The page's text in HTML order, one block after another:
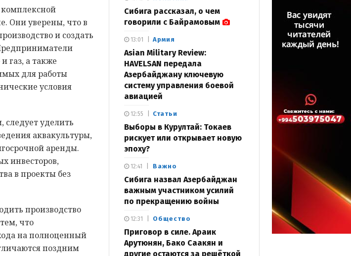
Они уверены, что в
и создать
газ, а также
для работы
условия
следует уделить
аквакультуры,
аренды.
инвесторов,
в проекты без
производство
что
на полноценный
поздним
Сибига рассказал, о чем
говорили с Байрамовым
Армия
Asian Military Review:
HAVELSAN передала
Азербайджану ключевую
систему управления боевой
авиацией
13:01
Статьи
Выборы в Курултай: Токаев
рискует или открывает новую
эпоху?
12:55
Важно
Сибига назвал Азербайджан
важным участником усилий
по прекращению войны
12:41
Общество
Приговор в силе. Араик
Арутюнян, Бако Саакян и
другие остаются за решёткой
12:31